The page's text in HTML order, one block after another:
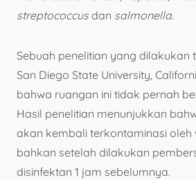
streptococcus dan salmonella.
Sebuah penelitian yang dilakukan
San Diego State University,
bahwa ruangan ini tidak pernah
Hasil penelitian menunjukkan
akan kembali terkontaminasi oleh
bahkan setelah dilakukan
disinfektan 1 jam sebelumnya.